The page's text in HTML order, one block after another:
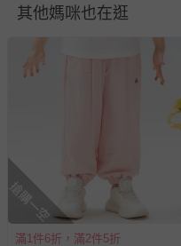
※尺寸為平鋪測量，因測量方
※建議身高會因每人感受、身
參考。
※由於螢幕顯示、拍攝光線、
有色差，請依收到實物顏色為
您所購買的商品享有7天
並非試用期，您所退回
包含完整包裝、配件、
其他媽咪也在逛
搶購一空
滿1件6折，滿2件5折